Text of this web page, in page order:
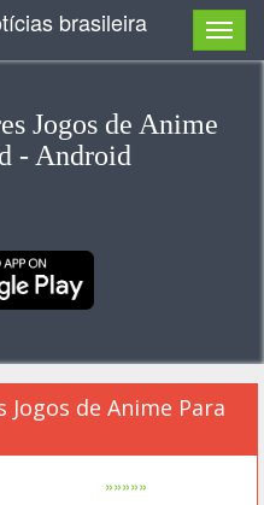
brasileira
Jogos de Anime
- Android
Jogos de Anime Para
»»»»»